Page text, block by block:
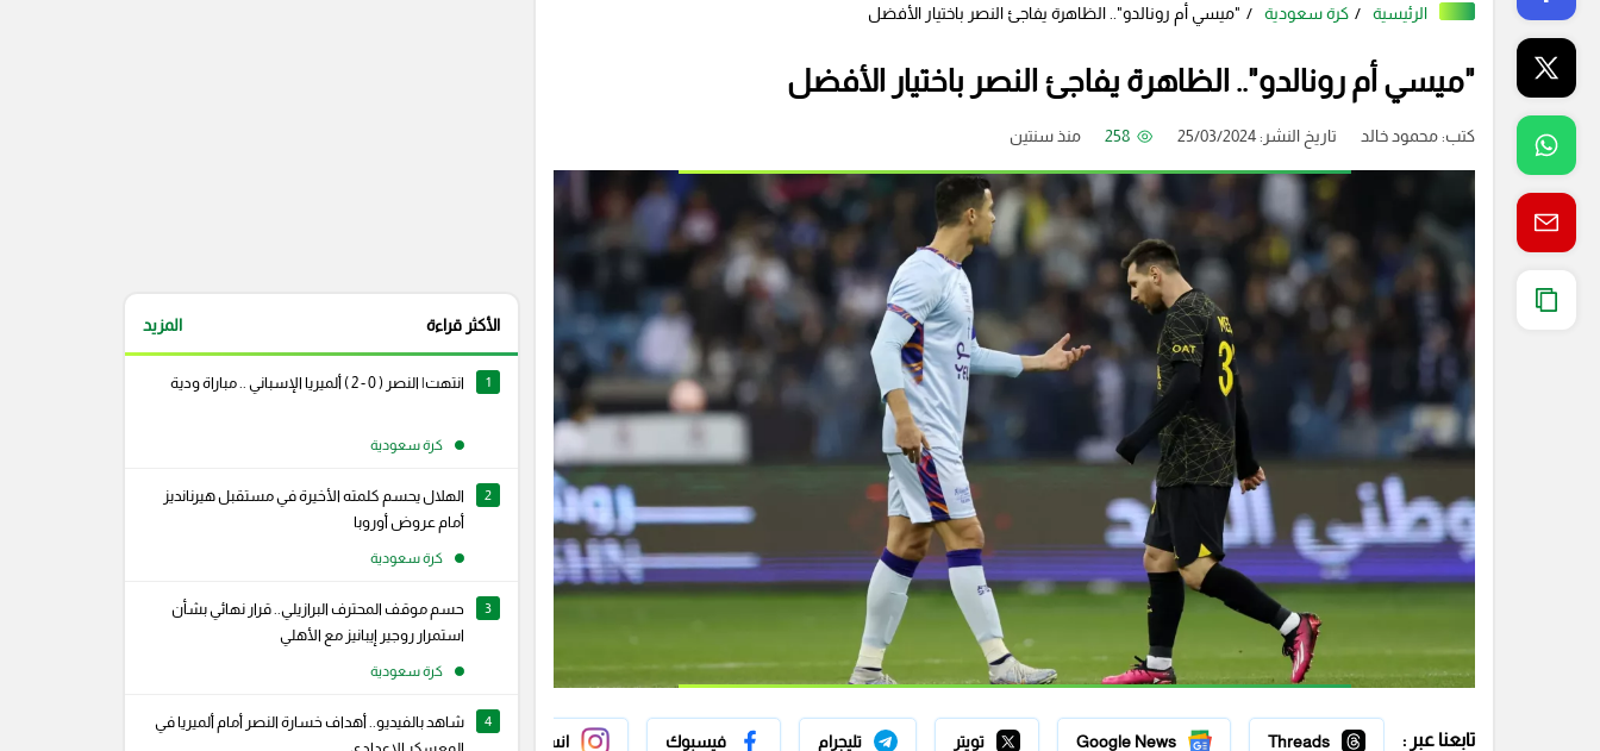
الرئيسية كرة سعودية "ميسي أم رونالدو".. الظاهرة يفاجئ النصر باختيار الأفضل
"ميسي أم رونالدو".. الظاهرة يفاجئ النصر باختيار الأفضل
كتب:محمود خالد تاريخ النشر: 25/03/2024 258 منذ سنتين
تابعنا عبر : Threads
Google News تويتر تليجرام فيسبوك انستجرام سناب شات
الأكثر قراءة المزيد
1 انتهت| النصر ( 0 - 2 ) ألميريا الإسباني .. مباراة ودية
كرة سعودية
2
الهلال يحسم كلمته الأخيرة في مستقبل هيرنانديز
أمام عروض أوروبا
كرة سعودية
3
حسم موقف المحترف البرازيلي.. قرار نهائي بشأن
استمرار روجير إيبانيز مع الأهلي
كرة سعودية
4
شاهد بالفيديو.. أهداف خسارة النصر أمام ألميريا في